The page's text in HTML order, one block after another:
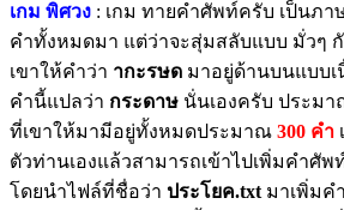
เกม พิศวง : เกม ทายคำศัพท์ครับ เป็นภา
คำทั้งหมดมา แต่ว่าจะสุ่มสลับแบบ มั่วๆ
เขาให้คำว่า ากะรษด มาอยู่ด้านบนแบบเ
คำนี้แปลว่า กระดาษ นั่นเองครับ ประม
ที่เขาให้มามีอยู่ทั้งหมดประมาณ 300 คำ
ตัวท่านเองแล้วสามารถเข้าไปเพิ่มคำศัพ
โดยนำไฟล์ที่ชื่อว่า ประโยค.txtมาเพิ่มค